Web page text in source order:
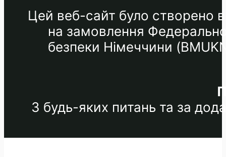
Цей веб-сайт було створено
на замовлення
безпеки Німеччини
З будь-яких питань та за